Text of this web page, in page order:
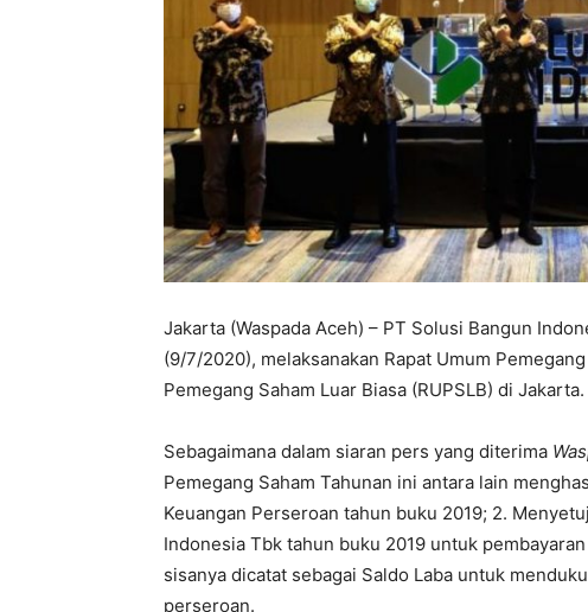
Jakarta (Waspada Aceh) – PT Solusi Bangun
(9/7/2020), melaksanakan Rapat Umum
Pemegang Saham Luar Biasa (RUPSLB) di Jakarta.
Sebagaimana dalam siaran pers yang diterima
Pemegang Saham Tahunan ini antara lain
Keuangan Perseroan tahun buku 2019; 2.
Indonesia Tbk tahun buku 2019 untuk
sisanya dicatat sebagai Saldo Laba untuk
perseroan.